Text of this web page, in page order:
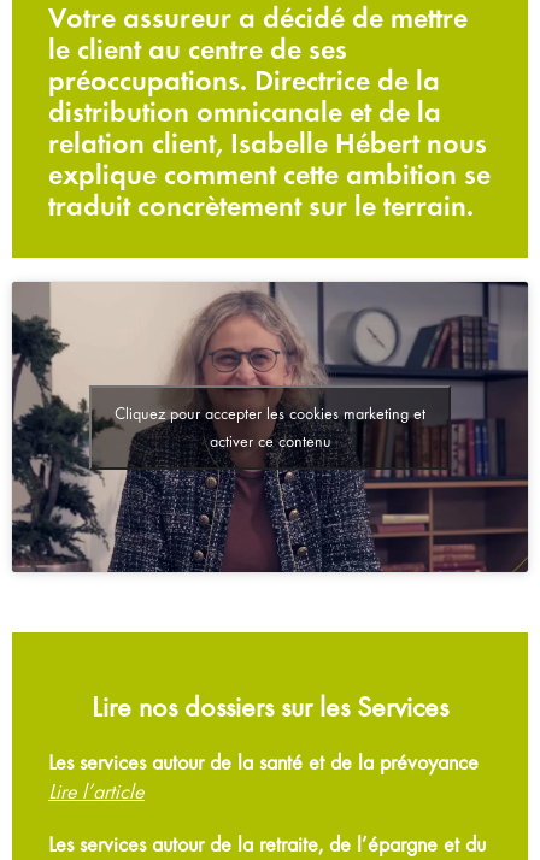
Votre assureur a décidé de mettre
le client au centre de ses
préoccupations. Directrice de la
distribution omnicanale et de la
relation client, Isabelle Hébert nous
explique comment cette ambition se
traduit concrètement sur le terrain.
Cliquez pour accepter les cookies marketing et
activer ce contenu
Lire nos dossiers sur les Services
Les services autour de la santé et de la prévoyance
Lire l’article
Les services autour de la retraite, de l’épargne et du